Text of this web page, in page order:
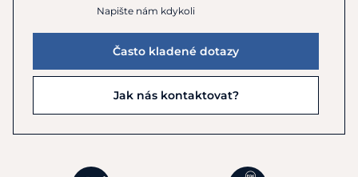
Napište nám kdykoli
Často kladené dotazy
Jak nás kontaktovat?